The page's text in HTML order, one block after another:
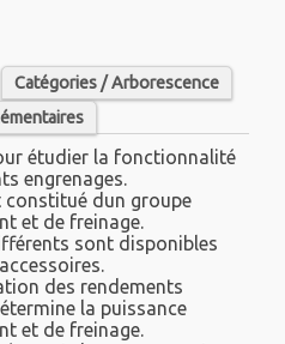
Catégories / Arborescence
étudier la fonctionnalité
engrenages.
constitué dun groupe
et de freinage.
sont disponibles
des rendements
la puissance
et de freinage.